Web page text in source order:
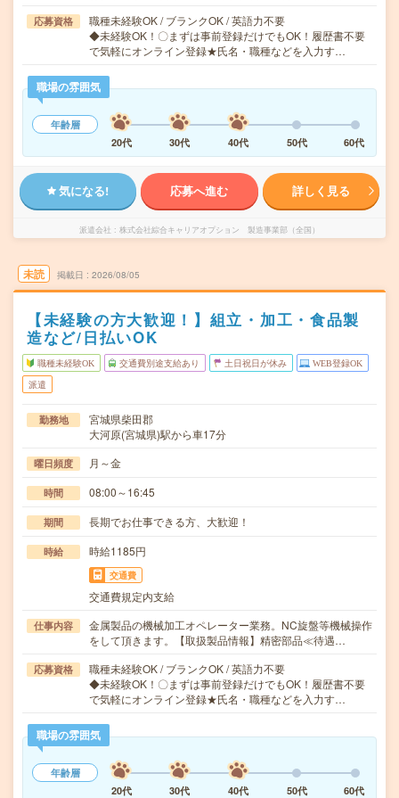
応募資格
職種未経験OK / ブランクOK / 英語力不要
◆未経験OK！〇まずは事前登録だけでもOK！履歴書不要
で気軽にオンライン登録★氏名・職種などを入力す…
職場の雰囲気
年齢層
20代
30代 40代 50代 60代
気になる! 応募へ進む 詳しく見る
派遣会社 株式会社綜合キャリアオプション 製造事業部（全国）
未読 掲載日 2026/08/05
【未経験の方大歓迎！】組立・加工・食品製
造など/日払いOK
職種未経験OK 交通費別途支給あり 土日祝日が休み WEB登録OK
派遣
勤務地
宮城県柴田郡
大河原(宮城県)駅から車17分
曜日頻度 月～金
時間 08:00～16:45
期間 長期でお仕事できる方、大歓迎！
時給 時給1185円
交通費
交通費規定内支給
仕事内容
金属製品の機械加工オペレーター業務。NC旋盤等機械操作
をして頂きます。【取扱製品情報】精密部品≪待遇…
応募資格
職種未経験OK / ブランクOK / 英語力不要
◆未経験OK！〇まずは事前登録だけでもOK！履歴書不要
で気軽にオンライン登録★氏名・職種などを入力す…
職場の雰囲気
年齢層
20代
30代 40代 50代 60代